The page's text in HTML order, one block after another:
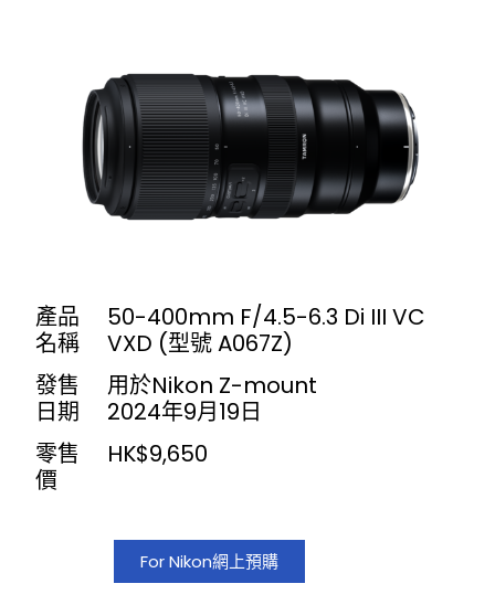
產品
名稱
50-400mm F/4.5-6.3 Di III VC
VXD (型號 A067Z)
發售
日期
用於Nikon Z-mount
2024年9月19日
零售
價
HK$9,650
For Nikon網上預購